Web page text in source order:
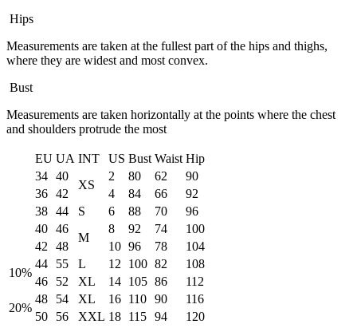
Hips
Measurements are taken at the fullest part of the hips and thighs,
where they are widest and most convex.
Bust
Measurements are taken horizontally at the points where the chest
and shoulders protrude the most
EU UA INT US Bust Waist Hip
34 40
XS
2 80 62
90
36 42 4 84 66
92
38 44 S 6 88 70
96
40 46
M
8 92 74
100
42 48 10 96 78
104
10%
44 55 L 12 100 82
108
46
52 XL 14 105 86
112
20%
48 54 XL 16 110 90
116
50
56 XXL 18 115 94 120